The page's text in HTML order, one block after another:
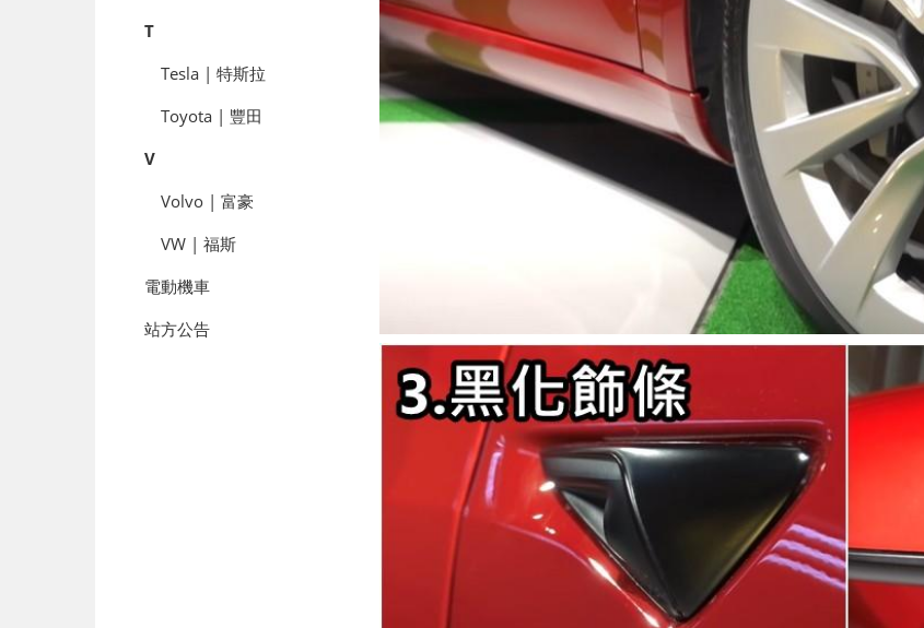
T
Tesla | 特斯拉
Toyota | 豐田
V
Volvo | 富豪
VW | 福斯
電動機車
站方公告